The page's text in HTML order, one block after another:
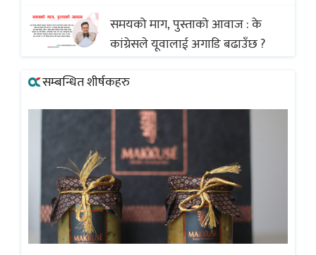
समयको माग, पुस्ताको आवाज : के
कांग्रेसले यूवालाई अगाडि बढाउँछ ?
सम्बन्धित शीर्षकहरु